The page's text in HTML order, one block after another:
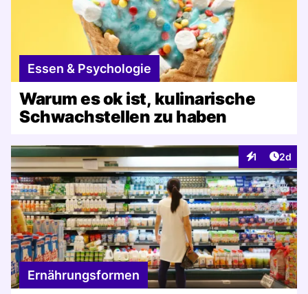
Essen & Psychologie
Warum es ok ist, kulinarische
Schwachstellen zu haben
1
Interaktionen
2d
Ernährungsformen